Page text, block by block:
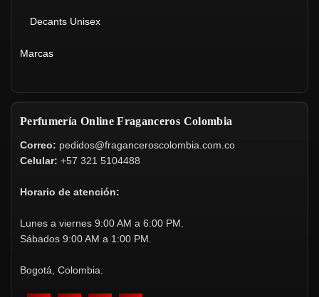
Decants Unisex
Marcas
Perfumería Online Fraganceros Colombia
Correo: pedidos@fraganceroscolombia.com.co
Celular: +57 321 5104488
Horario de atención:
Lunes a viernes 9:00 AM a 6:00 PM.
Sábados 9:00 AM a 1:00 PM.
Bogotá, Colombia.